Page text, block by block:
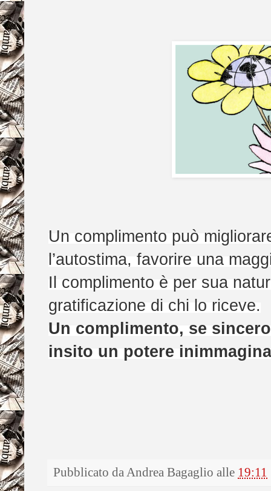
Un complimento può
l’autostima, favorire una
Il complimento è per sua
gratificazione di chi lo riceve.
Un complimento, se
insito un potere
Pubblicato daAndrea Bagaglio alle 19:11